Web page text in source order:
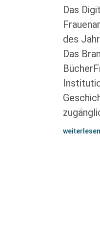
Das
des
Das
weiterlesen